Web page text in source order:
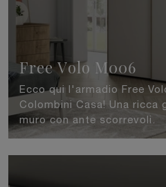
Free Volo M006
Ecco qui l'armadio Free
Colombini Casa! Una ricca
muro con ante scorrevoli.